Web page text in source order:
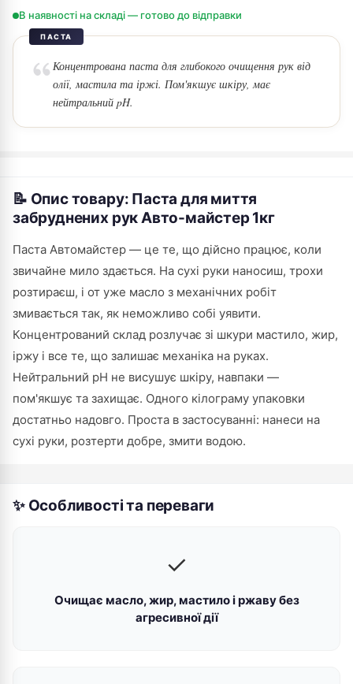
В наявності на складі — готово до відправки
ПАСТА
Концентрована паста для глибокого очищення рук від
олії, мастила та іржі. Пом'якшує шкіру, має
нейтральний pH.
📝 Опис товару: Паста для миття
забруднених рук Авто-майстер 1кг
Паста Автомайстер — це те, що дійсно працює, коли
звичайне мило здається. На сухі руки наносиш, трохи
розтираєш, і от уже масло з механічних робіт
змивається так, як неможливо собі уявити.
Концентрований склад розлучає зі шкури мастило, жир,
іржу і все те, що залишає механіка на руках.
Нейтральний pH не висушує шкіру, навпаки —
пом'якшує та захищає. Одного кілограму упаковки
достатньо надовго. Проста в застосуванні: нанеси на
сухі руки, розтерти добре, змити водою.
✨ Особливості та переваги
✓
Очищає масло, жир, мастило і ржаву без
агресивної дії